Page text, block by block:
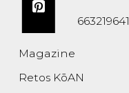
663219641
Magazine
Retos KōAN